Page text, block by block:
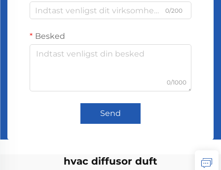
0/200
Besked
0/1000
Send
hvac diffusor duft